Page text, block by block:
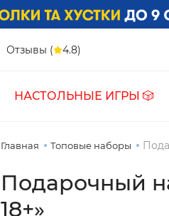
Отзывы ( 4.8)
НАСТОЛЬНЫЕ ИГРЫ 🎲
Главная Топовые наборы
Подарочный
18+»